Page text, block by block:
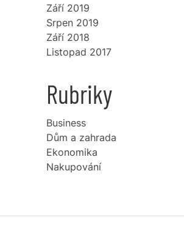
Září 2019
Srpen 2019
Září 2018
Listopad 2017
Rubriky
Business
Dům a zahrada
Ekonomika
Nakupování